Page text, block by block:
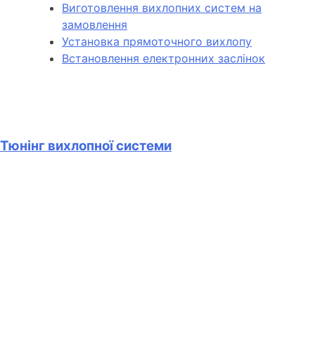
Виготовлення вихлопних систем на
замовлення
Установка прямоточного вихлопу
Встановлення електронних заслінок
Тюнінг вихлопної системи